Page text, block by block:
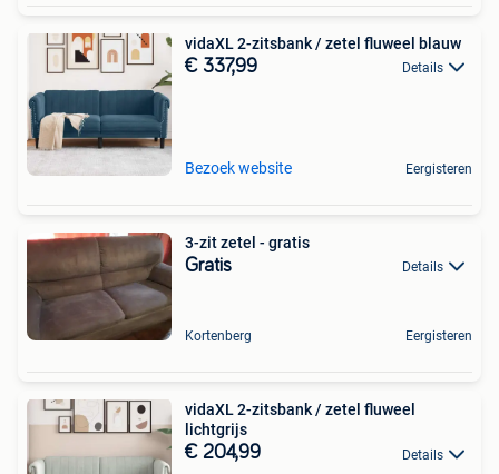
vidaXL 2-zitsbank / zetel fluweel blauw
€ 337,99 Details
Bezoek website Eergisteren
3-zit zetel - gratis
Gratis Details
Kortenberg Eergisteren
vidaXL 2-zitsbank / zetel fluweel
lichtgrijs
€ 204,99 Details